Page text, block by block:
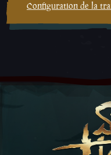
Configuration de la